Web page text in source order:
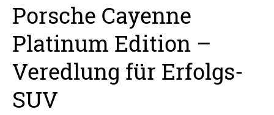
Porsche Cayenne
Platinum Edition –
Veredlung für Erfolgs-
SUV